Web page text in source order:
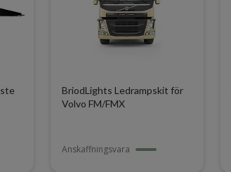
BriodLights Ledrampskit för
Volvo FM/FMX
Anskaffningsvara